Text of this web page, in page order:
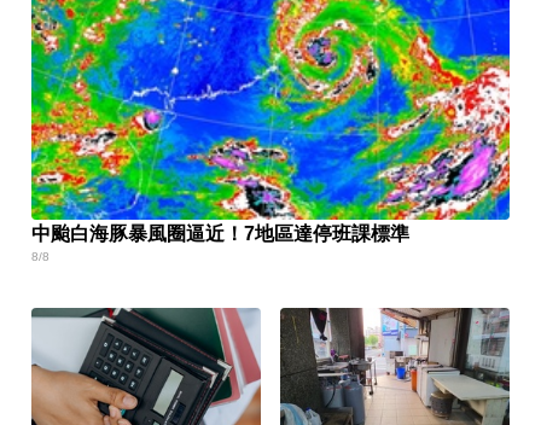
中颱白海豚暴風圈逼近！7地區達停班課標準
8/8